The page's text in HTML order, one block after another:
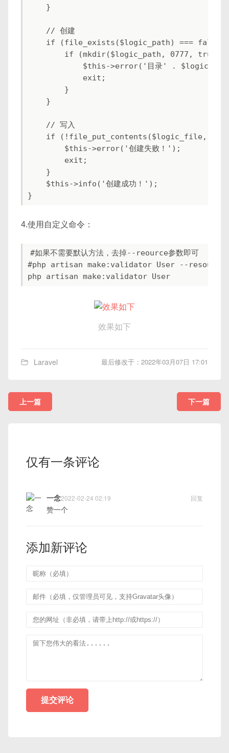
    }
    // 创建
if (file_exists($logic_path) === false)
if (mkdir($logic_path, 0777, true)
$this->error('目录' .
            exit;
        }
    }
    // 写入
if (!file_put_contents($logic_file,
        $this->error('创建失败！');
        exit;
    }
    $this->info('创建成功！');
4.使用自定义命令：
#如果不需要默认方法，去掉--reource参数即可
#php artisan make:validator User --resource
效果如下
Laravel 最后修改于：2022年03月07日 17:01
上一篇 下一篇
仅有一条评论
一念2022-02-24 02:19 回复
赞一个
添加新评论
提交评论